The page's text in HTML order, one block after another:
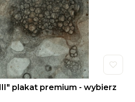
plakat premium - wybierz